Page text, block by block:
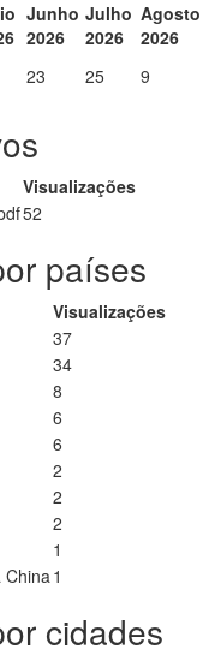
Junho
2026
Julho
2026
Agosto
2026
23 25 9
Visualizações
52
países
Visualizações
37
34
8
6
6
2
2
2
1
China1
cidades